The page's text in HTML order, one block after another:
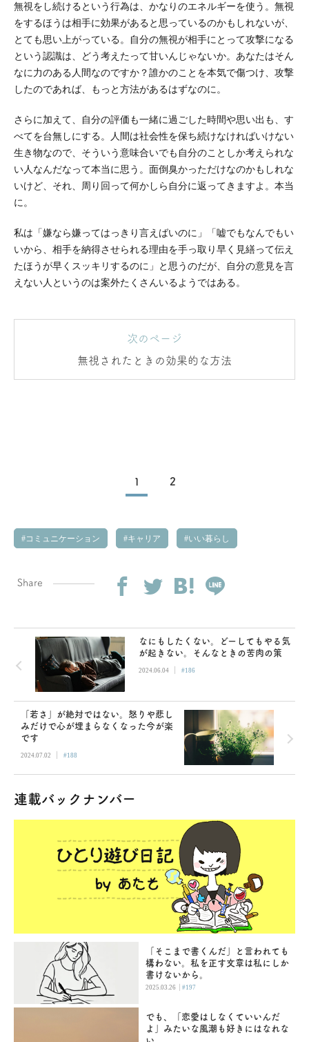
無視をし続けるという行為は、かなりのエネルギーを使う。無視
をするほうは相手に効果があると思っているのかもしれないが、
とても思い上がっている。自分の無視が相手にとって攻撃になる
という認識は、どう考えたって甘いんじゃないか。あなたはそん
なに力のある人間なのですか？誰かのことを本気で傷つけ、攻撃
したのであれば、もっと方法があるはずなのに。
さらに加えて、自分の評価も一緒に過ごした時間や思い出も、す
べてを台無しにする。人間は社会性を保ち続けなければいけない
生き物なので、そういう意味合いでも自分のことしか考えられな
い人なんだなって本当に思う。面倒臭かっただけなのかもしれな
いけど、それ、周り回って何かしら自分に返ってきますよ。本当
に。
私は「嫌なら嫌ってはっきり言えばいのに」「嘘でもなんでもい
いから、相手を納得させられる理由を手っ取り早く見繕って伝え
たほうが早くスッキリするのに」と思うのだが、自分の意見を言
えない人というのは案外たくさんいるようではある。
次のページ
無視されたときの効果的な方法
1 2
コミュニケーション キャリア いい暮らし
Share
なにもしたくない。どーしてもやる気
が起きない。そんなときの苦肉の策
2024.06.04 | #186
「若さ」が絶対ではない。怒りや悲し
みだけで心が埋まらなくなった今が楽
です
2024.07.02 | #188
連載バックナンバー
「そこまで書くんだ」と言われても
構わない。私を正す文章は私にしか
書けないから。
2025.03.26 |#197
でも、「恋愛はしなくていいんだ
よ」みたいな風潮も好きにはなれな